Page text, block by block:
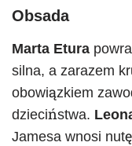
Obsada
Marta Etura
silna, a zarazem
obowiązkiem
dzieciństwa.
Jamesa wnosi